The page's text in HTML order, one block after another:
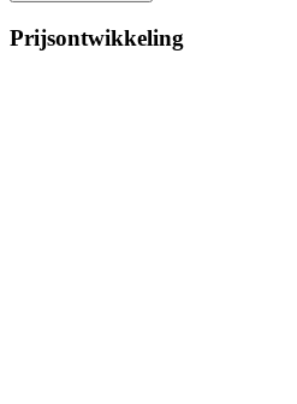
Prijsontwikkeling